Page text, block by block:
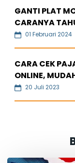
GANTI PLAT
CARANYA
01 Februari 2024
CARA CEK
ONLINE,
20 Juli 2023